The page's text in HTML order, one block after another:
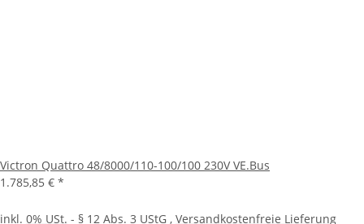
Victron Quattro 48/8000/110-100/100 230V VE.Bus
1.785,85 € *
inkl. 0% USt. - § 12 Abs. 3 UStG , Versandkostenfreie Lieferung